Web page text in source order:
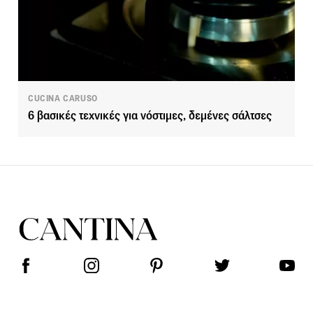
CUCINA CARUSO
6 βασικές τεχνικές για νόστιμες, δεμένες σάλτσες